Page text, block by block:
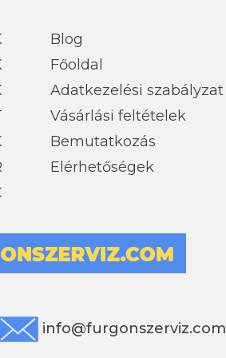
Blog
Főoldal
Adatkezelési szabályzat
Vásárlási feltételek
Bemutatkozás
Elérhetőségek
info@furgonszerviz.com